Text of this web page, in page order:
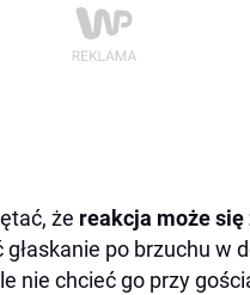
że reakcja może
głaskanie po brzuchu w
nie chcieć go przy